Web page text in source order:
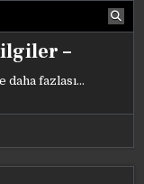
–
daha fazlası…